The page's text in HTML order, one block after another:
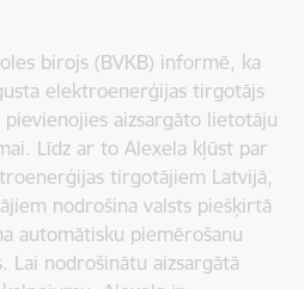
birojs (BVKB) informē, ka
elektroenerģijas tirgotājs
pievienojies aizsargāto lietotāju
Līdz ar to Alexela kļūst par
tirgotājiem Latvijā,
nodrošina valsts piešķirtā
automātisku piemērošanu
Lai nodrošinātu aizsargātā